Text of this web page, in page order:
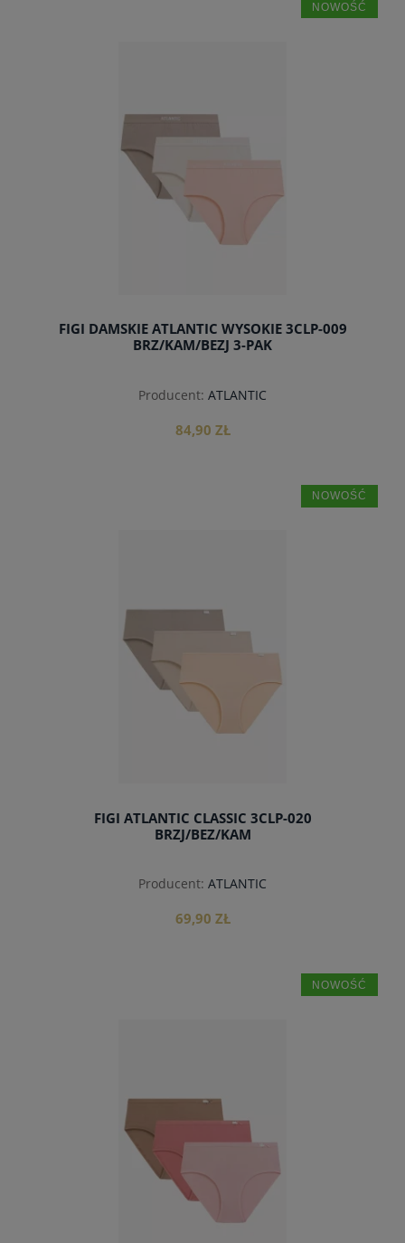
FIGI DAMSKIE ATLANTIC WYSOKIE 3CLP-009
BRZ/KAM/BEZJ 3-PAK
Producent: ATLANTIC
84,90 ZŁ
NOWOŚĆ
FIGI ATLANTIC CLASSIC 3CLP-020
BRZJ/BEZ/KAM
Producent: ATLANTIC
69,90 ZŁ
NOWOŚĆ
NOWOŚĆ